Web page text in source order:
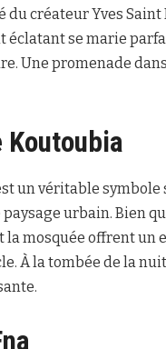
créateur Yves
éclatant se marie
Une promenade
Koutoubia
un véritable
urbain. Bien
mosquée offrent un
À la tombée de la